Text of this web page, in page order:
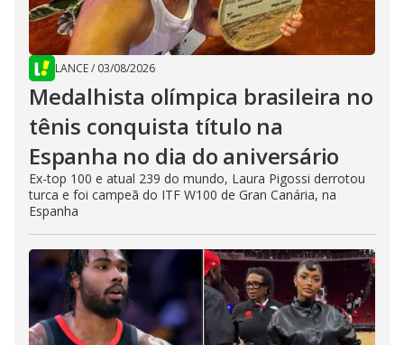
LANCE/ 03/08/2026
Medalhista olímpica brasileira no
tênis conquista título na
Espanha no dia do aniversário
Ex-top 100 e atual 239 do mundo, Laura Pigossi derrotou
turca e foi campeã do ITF W100 de Gran Canária, na
Espanha